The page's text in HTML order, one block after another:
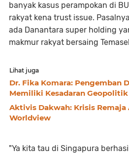
banyak kasus perampokan di
rakyat kena trust issue.
ada Danantara super holding
makmur rakyat bersaing
Lihat juga
Dr. Fika Komara: Pengemban
Memiliki Kesadaran Geopolitik
Aktivis Dakwah: Krisis Remaja
Worldview
"Ya kita tau di Singapura